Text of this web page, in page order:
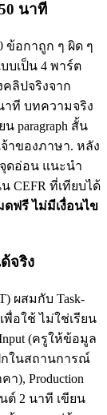
นาที
ข้อกาถูก ๆ ผิด ๆ
บเป็น 4 พาร์ต
คลิปจริงจาก
าที บทความจริง
น paragraph สั้น
จ้าของภาษา. หลัง
ดอ่อน แนะนำ
CEFR ที่เทียบได้
ฟรี ไม่มีเงื่อนไข
จริง
ผสมกับ Task-
พื่อใช้ ไม่ใช่เรียน
(ครูให้ข้อมูล
ฝึกในสถานการณ์
), Production
ต์ 2 นาที เขียน